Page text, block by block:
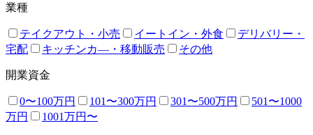
業種
テイクアウト・小売 イートイン・外食
デリバリー・
宅配
キッチンカ―・移動販売 その他
開業資金
0〜100万円 101〜300万円 301〜500万円
501〜1000
万円
1001万円〜